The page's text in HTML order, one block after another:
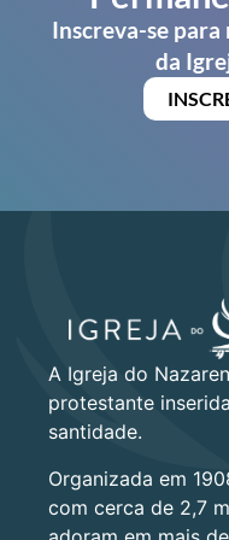
Inscreva-se
da
A Igreja do
protestante
santidade.
Organizada em
com cerca de 2,7